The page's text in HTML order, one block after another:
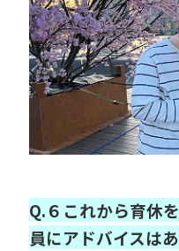
Q.６これから育休
員にアドバイスは